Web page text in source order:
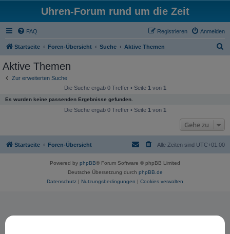
Uhren-Forum rund um die Zeit
FAQ Anmelden
Registrieren
Startseite Foren-Übersicht Suche Aktive Themen
Aktive Themen
Zur erweiterten Suche
Die Suche ergab 0 Treffer • Seite 1 von 1
Es wurden keine passenden Ergebnisse gefunden.
Die Suche ergab 0 Treffer • Seite 1 von 1
Gehe zu
Startseite Foren-Übersicht Alle Zeiten sind UTC+01:00
Powered by phpBB® Forum Software © phpBB Limited
Deutsche Übersetzung durch phpBB.de
Datenschutz | Nutzungsbedingungen | Cookies verwalten